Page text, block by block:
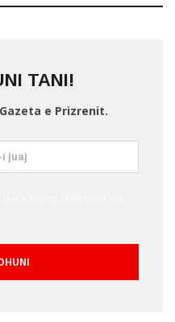
TANI!
e Prizrenit.